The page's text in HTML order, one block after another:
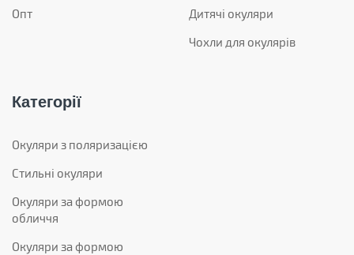
Опт
Дитячі окуляри
Чохли для окулярів
Категорії
Окуляри з поляризацією
Стильні окуляри
Окуляри за формою
обличчя
Окуляри за формою